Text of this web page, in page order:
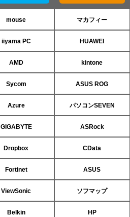
mouse マカフィー
iiyama PC HUAWEI
AMD kintone
Sycom ASUS ROG
Azure パソコンSEVEN
GIGABYTE ASRock
Dropbox CData
Fortinet ASUS
ViewSonic ソフマップ
Belkin HP